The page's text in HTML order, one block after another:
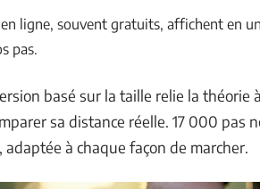
ligne, souvent gratuits, affichent en
pas.
basé sur la taille relie la théorie
sa distance réelle. 17 000 pas
à chaque façon de marcher.